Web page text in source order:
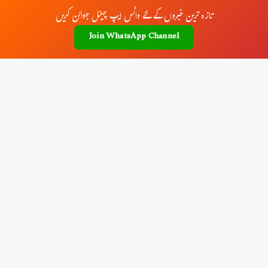
تازہ ترین خبروں کے لئے واٹس ایپ چینل جوائن کریں
Join WhatsApp Channel